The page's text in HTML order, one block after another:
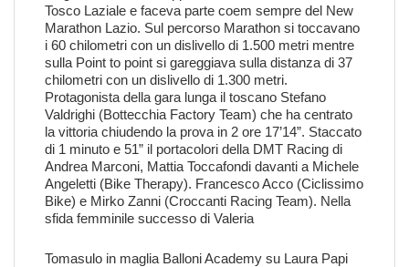
Tosco Laziale e faceva parte coem sempre del New
Marathon Lazio. Sul percorso Marathon si toccavano
i 60 chilometri con un dislivello di 1.500 metri mentre
sulla Point to point si gareggiava sulla distanza di 37
chilometri con un dislivello di 1.300 metri.
Protagonista della gara lunga il toscano Stefano
Valdrighi (Bottecchia Factory Team) che ha centrato
la vittoria chiudendo la prova in 2 ore 17’14”. Staccato
di 1 minuto e 51” il portacolori della DMT Racing di
Andrea Marconi, Mattia Toccafondi davanti a Michele
Angeletti (Bike Therapy). Francesco Acco (Ciclissimo
Bike) e Mirko Zanni (Croccanti Racing Team). Nella
sfida femminile successo di Valeria
Tomasulo in maglia Balloni Academy su Laura Papi